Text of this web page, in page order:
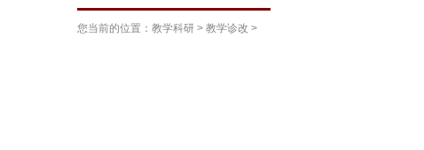
您当前的位置： 教学科研 > 教学诊改 >